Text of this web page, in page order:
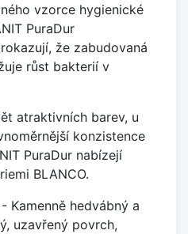
vzorce hygienické
PuraDur
že zabudovaná
růst bakterií v
atraktivních barev, u
konzistence
PuraDur nabízejí
BLANCO.
- Kamenně hedvábný a
uzavřený povrch,